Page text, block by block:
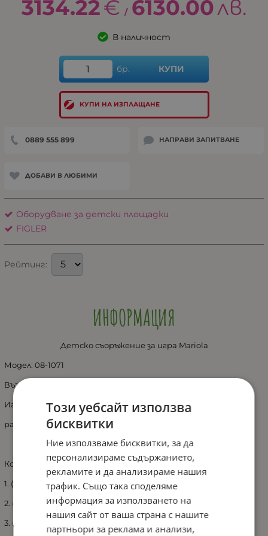
3134.22€ / 6130.00лв.
В наличност
бр. КУПИ
КУПИ НА ИЗПЛАЩАНЕ
0889 555 899 НАПРАВИ ЗАПИТВАНЕ
ДОБАВИ В ЛЮБИМИ
Оборудване за детски площадки
FIGLER
Рейтинг:
ИНФОРМАЦИЯ
Детско съоръжение за игра Mariola
Модел: 08-1071
Възрастова група: 3-12г
Игри: пързаляне, катерене
размери:650х450х250см
Компоненти на комплекта:
1. (S) – въжена стена за катерене - 1 бр.
2. (W) - кула с покрив 120 cm - 2 бр.
3. (ЕО) - проход - 1 бр.
Този уебсайт използва
бисквитки
Ние използваме бисквитки, за да
персонализираме съдържанието,
рекламите и да анализираме нашия
трафик. Също така споделяме
информация за използването на
нашия сайт от ваша страна с нашите
партньори за реклама и анализи,